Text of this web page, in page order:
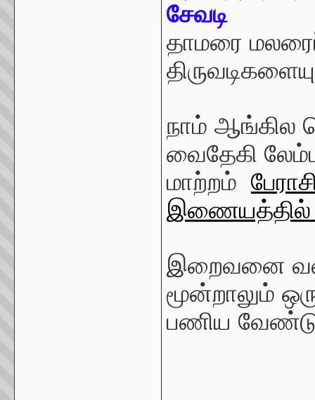
சேவடி
தாமரை
நாம் ஆங்கில
வைதேகி
மாற்றம்
இறைவனை
மூன்றாலும்
பணிய